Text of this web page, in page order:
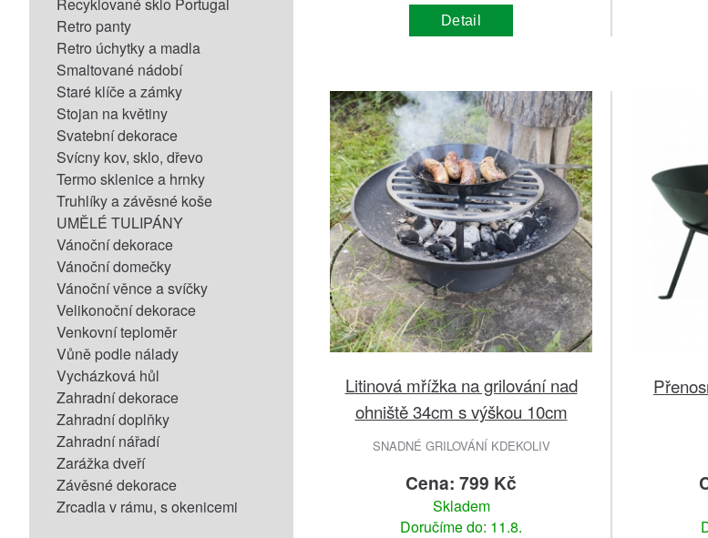
Retro panty
Retro úchytky a madla
Smaltované nádobí
Staré klíče a zámky
Stojan na květiny
Svatební dekorace
Svícny kov, sklo, dřevo
Termo sklenice a hrnky
Truhlíky a závěsné koše
UMĚLÉ TULIPÁNY
Vánoční dekorace
Vánoční domečky
Vánoční věnce a svíčky
Velikonoční dekorace
Venkovní teploměr
Vůně podle nálady
Vycházková hůl
Zahradní dekorace
Zahradní doplňky
Zahradní nářadí
Zarážka dveří
Závěsné dekorace
Zrcadla v rámu, s okenicemi
Detail
Litinová mřížka na grilování nad
ohniště 34cm s výškou 10cm
SNADNÉ GRILOVÁNÍ KDEKOLIV
Cena: 799 Kč
Skladem
Doručíme do: 11.8.